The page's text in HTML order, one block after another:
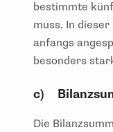
bestimmte
muss. In
anfangs
besonders
​​c)
Die